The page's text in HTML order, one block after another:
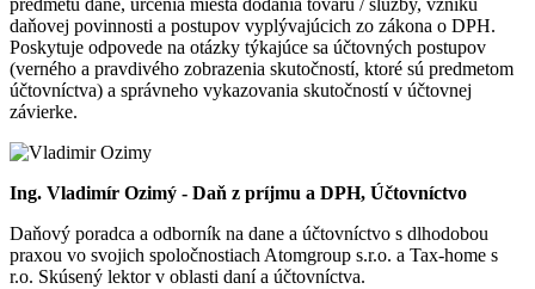
predmetu dane, určenia miesta dodania tovaru / služby, vzniku
daňovej povinnosti a postupov vyplývajúcich zo zákona o DPH.
Poskytuje odpovede na otázky týkajúce sa účtovných postupov
(verného a pravdivého zobrazenia skutočností, ktoré sú predmetom
účtovníctva) a správneho vykazovania skutočností v účtovnej
závierke.
Ing. Vladimír Ozimý - Daň z príjmu a DPH, Účtovníctvo
Daňový poradca a odborník na dane a účtovníctvo s dlhodobou
praxou vo svojich spoločnostiach Atomgroup s.r.o. a Tax-home s
r.o. Skúsený lektor v oblasti daní a účtovníctva.